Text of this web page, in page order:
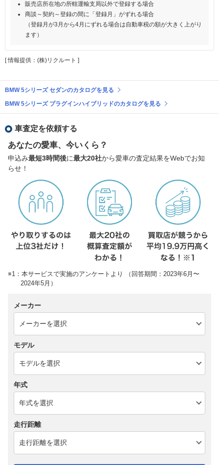
販売店所在地の所轄運輸支局以外で登録する場合
商談～契約～登録の間に「登録月」がずれる場合
（登録月が3月から4月にずれる場合は自動車税の額が大きく上がり
ます）
[ 情報提供：(株)リクルート ]
BMW 5シリーズ セダンのカタログを見る
BMW 5シリーズ プラグインハイブリッドのカタログを見る
車査定を依頼する
あなたの愛車、今いくら？
申込み最短3時間後に最大20社から愛車の査定結果をWebでお知
らせ！
※1：本サービスで実施のアンケートより （回答期間：2023年6月〜
2024年5月）
メーカー
モデル
年式
走行距離